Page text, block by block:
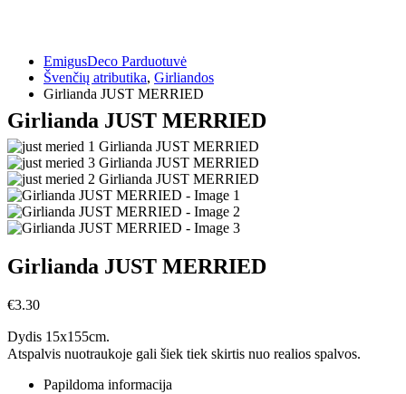
EmigusDeco Parduotuvė
Švenčių atributika, Girliandos
Girlianda JUST MERRIED
Girlianda JUST MERRIED
Girlianda JUST MERRIED
€3.30
Dydis 15x155cm.
Atspalvis nuotraukoje gali šiek tiek skirtis nuo realios spalvos.
Papildoma informacija